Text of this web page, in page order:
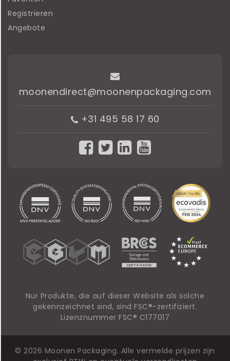
Registrieren
Angebote
moonendirect@moonenpackaging.com
+31 495 58 17 60
Nur Produkte, die auf dieser Website als solche
gekennzeichnet sind, sind FSC®-zertifiziert.
Lizenznummer FSC® C177017
© 2026 Moonen Packaging. Alle vermelde prijzen zijn